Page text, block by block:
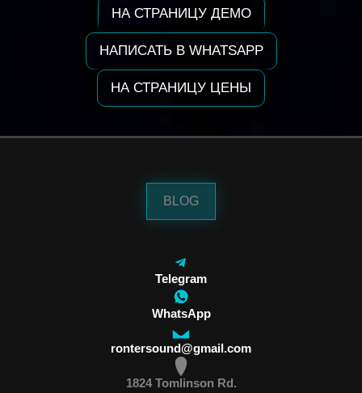
НА СТРАНИЦУ ДЕМО
НАПИСАТЬ В WHATSAPP
НА СТРАНИЦУ ЦЕНЫ
BLOG
Telegram
WhatsApp
rontersound@gmail.com
1824 Tomlinson Rd.